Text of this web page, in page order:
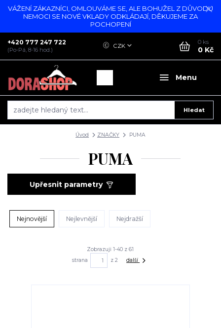
VÁŽENÍ ZÁKAZNÍCI, OMLOUVÁME SE, ALE BOHUŽEL Z DŮVODU
NEMOCI SE NOVÉ VKLADY ODKLÁDAJÍ, DĚKUJEME ZA
POCHOPENÍ
Menu
CZK
Hledat
+420 777 247 722
(Po-Pá, 8-16 hod.)
0 ks
0 Kč
Úvod ZNAČKY PUMA
PUMA
Upřesnit parametry
Nejnovější Nejlevnější Nejdražší
Zobrazuji 1-40 z 61
strana
z 2 další